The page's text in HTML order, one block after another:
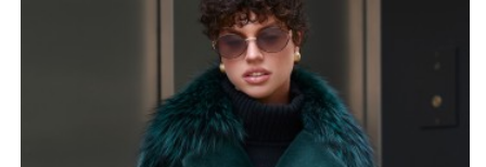
придает пальто изысканный вид и обеспечивает
дополнительную защиту от ветра и влаги. Модель
имеет съемный воротник из роскошного меха лисы.
Внутри пальто отделано нежной кожей ягненка
изумрудного цвета, что создает ощущение роскоши и
комфорта при каждом прикосновении.